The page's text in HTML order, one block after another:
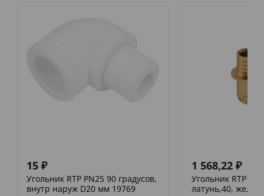
15 ₽
Угольник RTP PN25 90 градусов,
внутр наруж D20 мм 19769
1 568,22 ₽
Угольник RTP
латунь,40,